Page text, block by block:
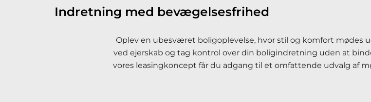
Indretning med bevægelsesfrihed
Oplev en ubesværet boligoplevelse, hvor stil og komfort mødes
ved ejerskab og tag kontrol over din boligindretning uden at
vores leasingkoncept får du adgang til et omfattende udvalg af